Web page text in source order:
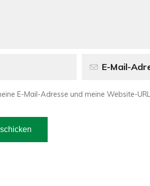
E-Mail-Adresse und meine Website-